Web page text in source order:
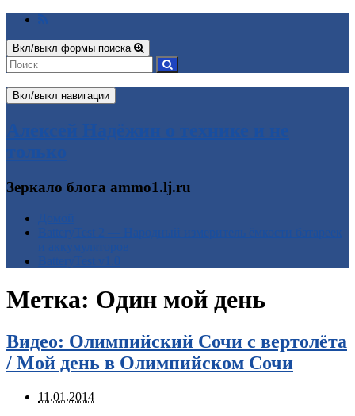
Вкл/выкл формы поиска
Вкл/выкл навигации
Алексей Надёжин о технике и не
только
Зеркало блога ammo1.lj.ru
Метка: Один мой день
Видео: Олимпийский Сочи с вертолёта
/ Мой день в Олимпийском Сочи
11.01.2014